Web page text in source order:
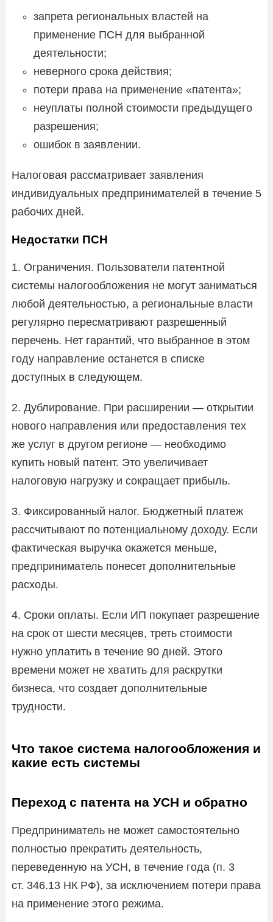
запрета региональных властей на
применение ПСН для выбранной
деятельности;
неверного срока действия;
потери права на применение «патента»;
неуплаты полной стоимости предыдущего
разрешения;
ошибок в заявлении.
Налоговая рассматривает заявления
индивидуальных предпринимателей в течение 5
рабочих дней.
Недостатки ПСН
1. Ограничения. Пользователи патентной
системы налогообложения не могут заниматься
любой деятельностью, а региональные власти
регулярно пересматривают разрешенный
перечень. Нет гарантий, что выбранное в этом
году направление останется в списке
доступных в следующем.
2. Дублирование. При расширении — открытии
нового направления или предоставления тех
же услуг в другом регионе — необходимо
купить новый патент. Это увеличивает
налоговую нагрузку и сокращает прибыль.
3. Фиксированный налог. Бюджетный платеж
рассчитывают по потенциальному доходу. Если
фактическая выручка окажется меньше,
предприниматель понесет дополнительные
расходы.
4. Сроки оплаты. Если ИП покупает разрешение
на срок от шести месяцев, треть стоимости
нужно уплатить в течение 90 дней. Этого
времени может не хватить для раскрутки
бизнеса, что создает дополнительные
трудности.
Что такое система налогообложения и
какие есть системы
Переход с патента на УСН и обратно
Предприниматель не может самостоятельно
полностью прекратить деятельность,
переведенную на УСН, в течение года (п. 3
ст. 346.13 НК РФ), за исключением потери права
на применение этого режима.